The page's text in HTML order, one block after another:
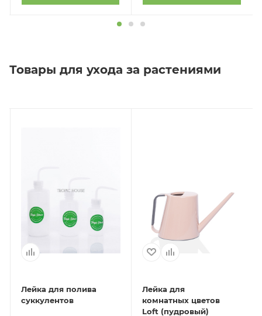
Товары для ухода за растениями
Лейка для полива
суккулентов
Лейка для
комнатных цветов
Loft (пудровый)